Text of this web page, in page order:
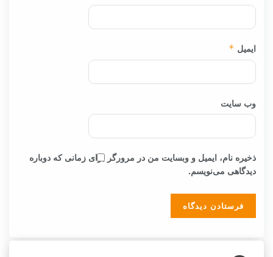
ایمیل *
وب‌ سایت
ذخیره نام، ایمیل و وبسایت من در مرورگر برای زمانی که دوباره
دیدگاهی می‌نویسم.